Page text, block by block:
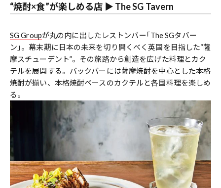
“焼酎×食”が楽しめる店 ▶︎ The SG Tavern
SG Groupが丸の内に出したレストンバー｢The SGタバー
ン｣。幕末期に日本の未来を切り開くべく英国を目指した“薩
摩スチューデント”。その旅路から創造を広げた料理とカク
テルを展開する。バックバーには薩摩焼酎を中心とした本格
焼酎が揃い、本格焼酎ベースのカクテルと各国料理を楽しめ
る。